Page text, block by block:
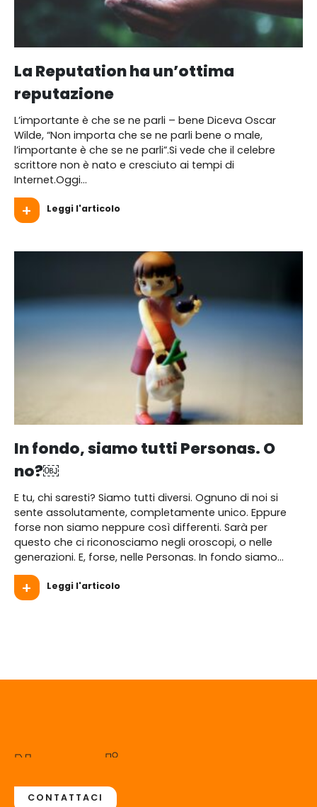
La Reputation ha un’ottima
reputazione
L’importante è che se ne parli – bene Diceva Oscar
Wilde, “Non importa che se ne parli bene o male,
l’importante è che se ne parli”.Si vede che il celebre
scrittore non è nato e cresciuto ai tempi di
Internet.Oggi...
Leggi l'articolo
In fondo, siamo tutti Personas. O
no?￼
E tu, chi saresti? Siamo tutti diversi. Ognuno di noi si
sente assolutamente, completamente unico. Eppure
forse non siamo neppure così differenti. Sarà per
questo che ci riconosciamo negli oroscopi, o nelle
generazioni. E, forse, nelle Personas. In fondo siamo...
Leggi l'articolo
Non vediamo
l'ora di incontrarti
CONTATTACI